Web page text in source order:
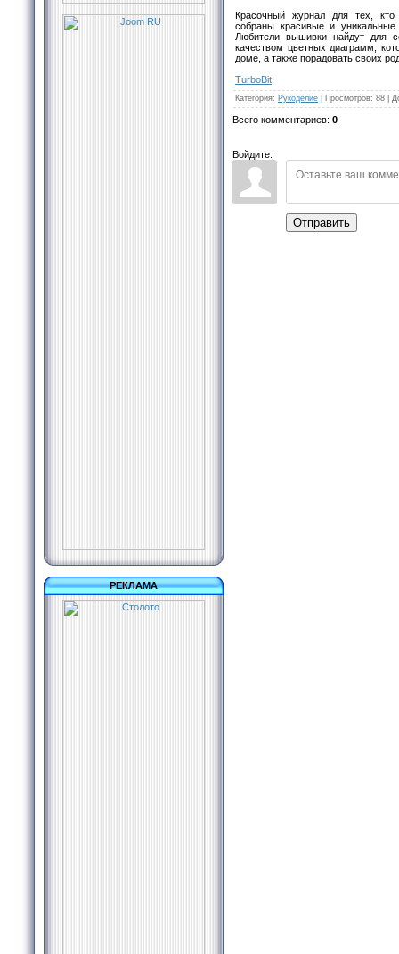
РЕКЛАМА
Красочный журнал для тех,
собраны красивые и
Любители вышивки найдут для
качеством цветных диаграмм,
доме, а также порадовать своих
TurbоBit
Категория: Рукоделие Просмотров: 88
Всего комментариев: 0
Войдите:
Отправить